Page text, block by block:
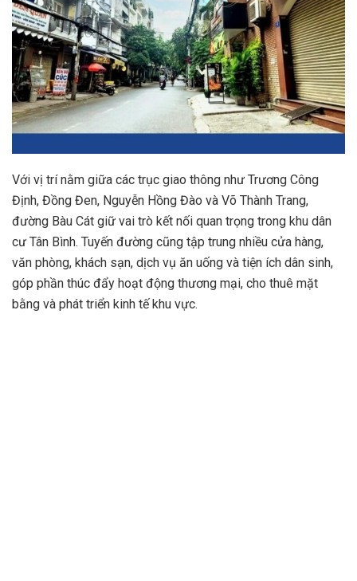
Với vị trí nằm giữa các trục giao thông như Trương Công
Định, Đồng Đen, Nguyễn Hồng Đào và Võ Thành Trang,
đường Bàu Cát giữ vai trò kết nối quan trọng trong khu dân
cư Tân Bình. Tuyến đường cũng tập trung nhiều cửa hàng,
văn phòng, khách sạn, dịch vụ ăn uống và tiện ích dân sinh,
góp phần thúc đẩy hoạt động thương mại, cho thuê mặt
bằng và phát triển kinh tế khu vực.